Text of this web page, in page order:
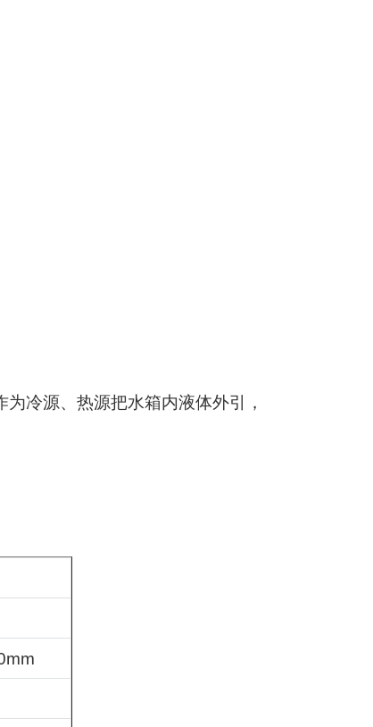
为冷源、热源把水箱内液体外引，